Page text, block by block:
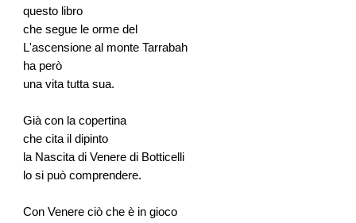
questo libro
che segue le orme del
L'ascensione al monte Tarrabah
ha però
una vita tutta sua.
Già con la copertina
che cita il dipinto
la Nascita di Venere di Botticelli
lo si può comprendere.
Con Venere ciò che è in gioco